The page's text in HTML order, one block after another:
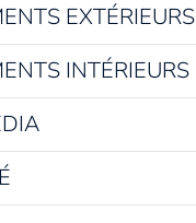
EXTÉRIEURS
INTÉRIEURS